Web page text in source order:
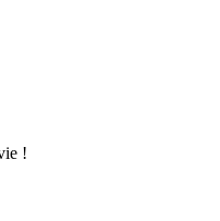
!